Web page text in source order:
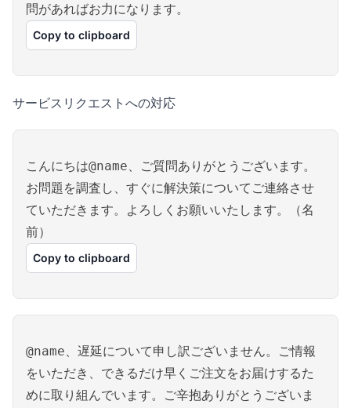
問があればお力になります。
Copy to clipboard
サービスリクエストへの対応
こんにちは@name、ご質問ありがとうございます。
お問題を調査し、すぐに解決策についてご連絡させ
ていただきます。よろしくお願いいたします。（名
前）
Copy to clipboard
@name、遅延について申し訳ございません。ご情報
をいただき、できるだけ早くご注文をお届けするた
めに取り組んでいます。ご辛抱ありがとうございま